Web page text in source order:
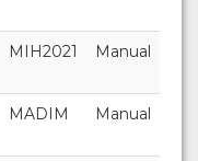
MIH2021 Manual
MADIM Manual